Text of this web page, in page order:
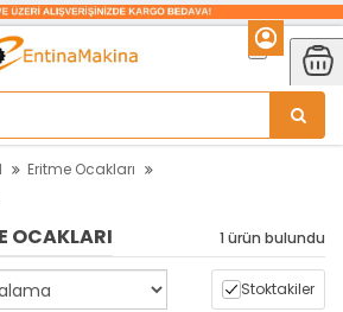
Eritme Ocakları
OCAKLARI 1 ürün bulundu
Stoktakiler